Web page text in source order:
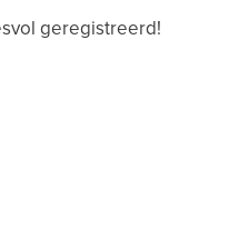
geregistreerd!